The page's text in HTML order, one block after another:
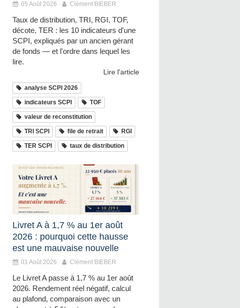
05 Août 2026 Clément BIEBER
Taux de distribution, TRI, RGI, TOF,
décote, TER : les 10 indicateurs d'une
SCPI, expliqués par un ancien gérant
de fonds — et l'ordre dans lequel les
lire.
Lire l'article
analyse SCPI 2026
indicateurs SCPI TOF
valeur de reconstitution
TRI SCPI file de retrait RGI
TER SCPI taux de distribution
Livret A à 1,7 % au 1er août
2026 : pourquoi cette hausse
est une mauvaise nouvelle
01 Août 2026 Clément BIEBER
Le Livret A passe à 1,7 % au 1er août
2026. Rendement réel négatif, calcul
au plafond, comparaison avec un